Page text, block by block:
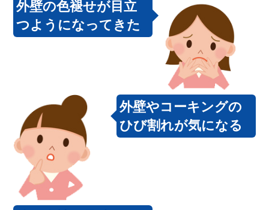
外壁の色褪せが目立
つようになってきた
外壁やコーキングの
ひび割れが気になる